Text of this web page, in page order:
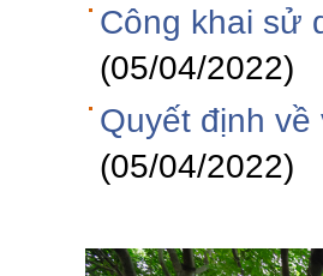
Công khai sử
(05/04/2022)
Quyết định
(05/04/2022)